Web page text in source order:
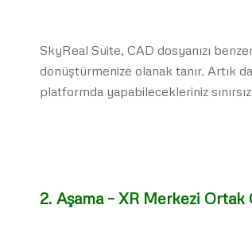
SkyReal Suite, CAD dosyanızı
dönüştürmenize olanak tanır. Artık
platformda yapabilecekleriniz
2. Aşama – XR Merkezi Ortak